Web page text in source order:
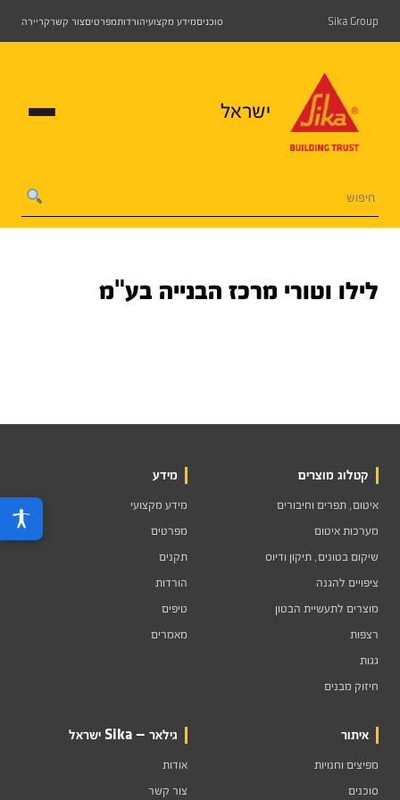
Sika Group סוכניםמידע מקצועיהורדותמפרטיםצור קשרקריירה
ישראל
לילו וטורי מרכז הבנייה בע"מ
קטלוג מוצרים
איטום, תפרים וחיבורים
מערכות איטום
שיקום בטונים, תיקון ודיוס
ציפויים להגנה
מוצרים לתעשיית הבטון
רצפות
גגות
חיזוק מבנים
מידע
מידע מקצועי
מפרטים
תקנים
הורדות
טיפים
מאמרים
איתור
מפיצים וחנויות
סוכנים
גילאר — Sika ישראל
אודות
צור קשר